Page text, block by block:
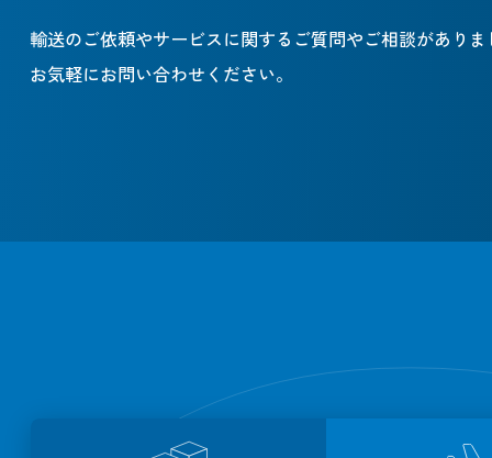
輸送のご依頼やサービスに関するご質問やご相談があり
お気軽にお問い合わせください。